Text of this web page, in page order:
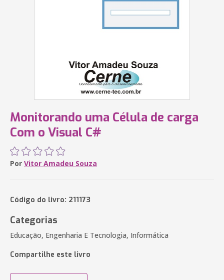
Monitorando uma Célula de carga
Com o Visual C#
Por Vitor Amadeu Souza
Código do livro: 211173
Categorias
Educação, Engenharia E Tecnologia, Informática
Compartilhe este livro